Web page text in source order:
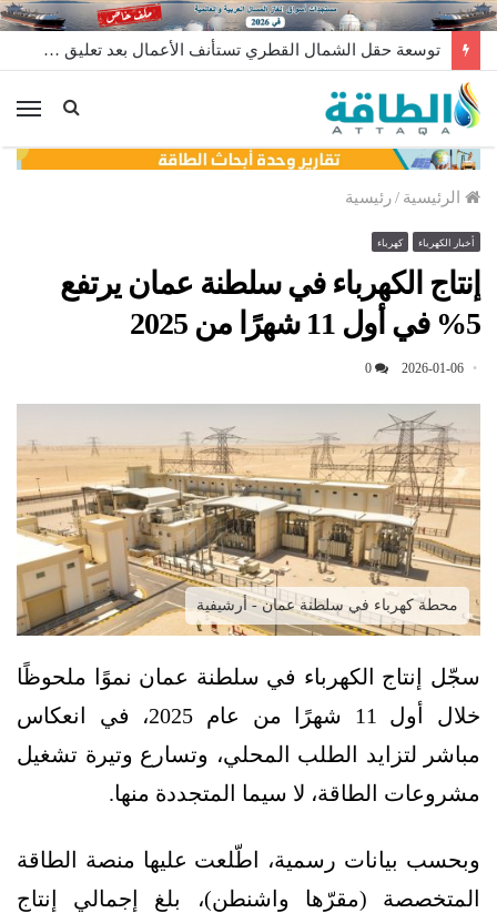
توسعة حقل الشمال القطري تستأنف الأعمال بعد تعليق مؤقت
الرئيسية /رئيسية
أخبار الكهرباء كهرباء
إنتاج الكهرباء في سلطنة عمان يرتفع
5% في أول 11 شهرًا من 2025
2026-01-06
0
محطة كهرباء في سلطنة عمان - أرشيفية
سجّل إنتاج الكهرباء في سلطنة عمان نموًا ملحوظًا
خلال أول 11 شهرًا من عام 2025، في انعكاس
مباشر لتزايد الطلب المحلي، وتسارع وتيرة تشغيل
مشروعات الطاقة، لا سيما المتجددة منها.
وبحسب بيانات رسمية، اطّلعت عليها منصة الطاقة
المتخصصة (مقرّها واشنطن)، بلغ إجمالي إنتاج